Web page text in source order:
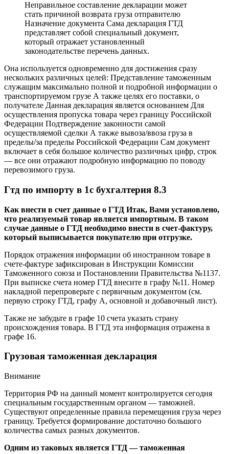
Неправильное составление декларации может
стать причиной возврата груза отправителю
Назначение документа Сама декларация ГТД
представляет собой специальный документ,
который отражает установленный
законодательстве перечень данных.
Она используется одновременно для достижения сразу
нескольких различных целей: Представление таможенным
служащим максимально полной и подробной информации о
транспортируемом грузе А также целях его поставки, о
получателе Данная декларация является основанием Для
осуществления пропуска товара через границу Российской
Федерации Подтверждение законности самой
осуществляемой сделки А также вывоза/ввоза груза в
пределы/за пределы Российской Федерации Сам документ
включает в себя большое количество различных цифр, строк
— все они отражают подробную информацию по поводу
перевозимого груза.
Гтд по импорту в 1с бухгалтерия 8.3
Как внести в счет данные о ГТД Итак, Вами установлено,
что реализуемый товар является импортным. В таком
случае данные о ГТД необходимо внести в счет-фактуру,
который выписывается покупателю при отгрузке.
Порядок отражения информации об иностранном товаре в
счете-фактуре зафиксирован в Инструкции Комиссии
Таможенного союза и Постановлении Правительства №1137.
При выписке счета номер ГТД внесите в графу №11. Номер
накладной перепроверьте с первичным документом (см.
первую строку ГТД, графу А, основной и добавочный лист).
Также не забудьте в графе 10 счета указать страну
происхождения товара. В ГТД эта информация отражена в
графе 16.
Грузовая таможенная декларация
Внимание
Территория РФ на данный момент контролируется сегодня
специальным государственным органом — таможней.
Существуют определенные правила перемещения груза через
границу. Требуется формирование достаточно большого
количества самых разных документов.
Одним из таковых является ГТД — таможенная